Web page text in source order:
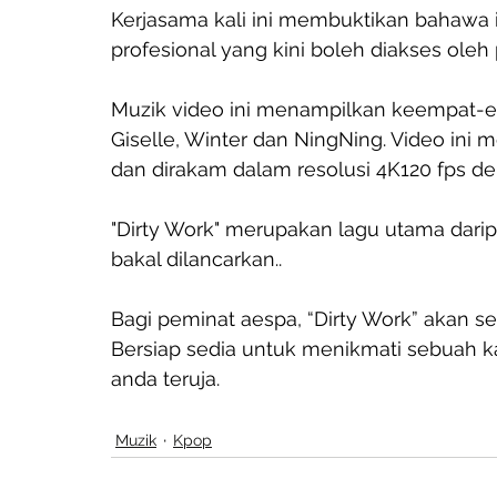
Kerjasama kali ini membuktikan
profesional yang kini boleh diakses
Muzik video ini menampilkan keempat-
Giselle, Winter dan NingNing. Video ini
dan dirakam dalam resolusi 4K120 fps
"Dirty Work" merupakan lagu utama
bakal dilancarkan..
Bagi peminat aespa, “Dirty Work” akan
Bersiap sedia untuk menikmati sebuah
anda teruja.
Muzik Kpop